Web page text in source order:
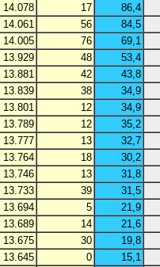
14.078 17
86,4
14.061 56
84,5
14.005 76
69,1
13.929 48
53,4
13.881 42
43,8
13.839 38
34,9
13.801 12
34,9
13.789 12
35,2
13.777 13
32,7
13.764 18
30,2
13.746 13
31,8
13.733 39
31,5
13.694 5
21,9
13.689 14
21,6
13.675 30
19,8
13.645 0
15,1